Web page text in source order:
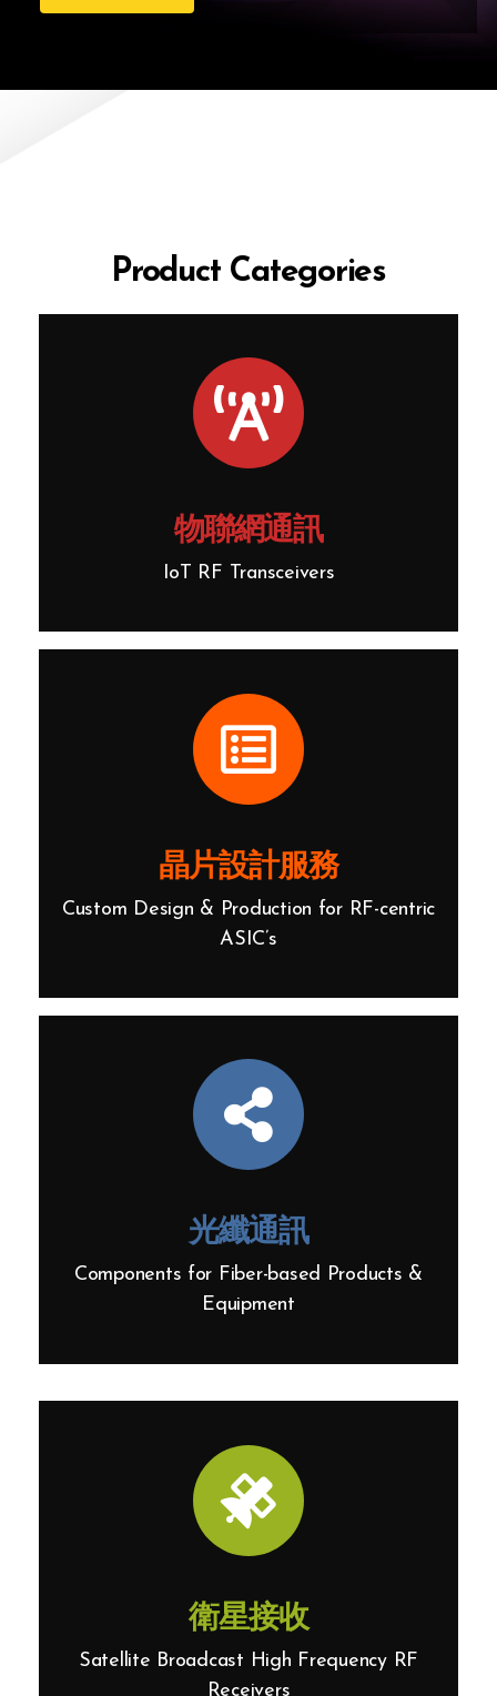
Product Categories
物聯網通訊
IoT RF Transceivers
晶片設計服務
Custom Design & Production for RF-centric
ASIC’s
光纖通訊
Components for Fiber-based Products &
Equipment
衛星接收
Satellite Broadcast High Frequency RF
Receivers